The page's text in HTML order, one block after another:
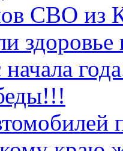
СВО из